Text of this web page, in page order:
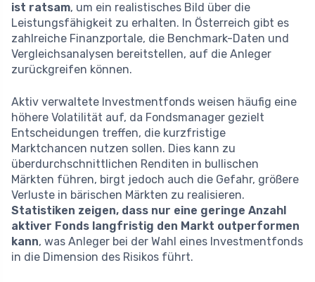
ist ratsam, um ein realistisches Bild über die
Leistungsfähigkeit zu erhalten. In Österreich gibt es
zahlreiche Finanzportale, die Benchmark-Daten und
Vergleichsanalysen bereitstellen, auf die Anleger
zurückgreifen können.
Aktiv verwaltete Investmentfonds weisen häufig eine
höhere Volatilität auf, da Fondsmanager gezielt
Entscheidungen treffen, die kurzfristige
Marktchancen nutzen sollen. Dies kann zu
überdurchschnittlichen Renditen in bullischen
Märkten führen, birgt jedoch auch die Gefahr, größere
Verluste in bärischen Märkten zu realisieren.
Statistiken zeigen, dass nur eine geringe Anzahl
aktiver Fonds langfristig den Markt outperformen
kann, was Anleger bei der Wahl eines Investmentfonds
in die Dimension des Risikos führt.